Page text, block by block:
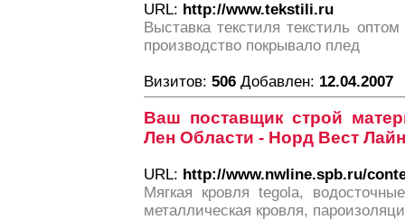
URL: http://www.tekstili.ru
Выставка текстиля текстиль
производство покрывало плед
Визитов: 506 Добавлен: 12.04.2007
Ваш поставщик строй
Лен Области - Норд Вест Лайн
URL: http://www.nwline.spb.ru/
Мягкая кровля tegola,
металлическая кровля,